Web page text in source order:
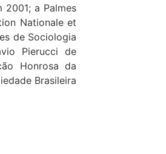
a Palmes
Nationale et
de Sociologia
Pierucci de
Honrosa da
Brasileira